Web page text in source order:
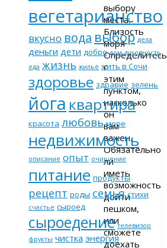
выбору
места:
Близость
моря
Определитесь
с
этим
пунктом,
насколько
он
вам
важен.
Обязательно
ли
иметь
возможность
дойти
пешком,
или
сможете
доехать
вегетарианство
вкусно вода выбор дела
деньги дети добро дом духовность
еда жизнь жильё жить в Сочи
здоровье здравие зелень
йога квартира
красота любовь море
недвижимость
описание опыт очищение
питание продукты
рецепт роды семья стихи
счастье сыроед
сыроедение телевизор
фрукты чистка энергия